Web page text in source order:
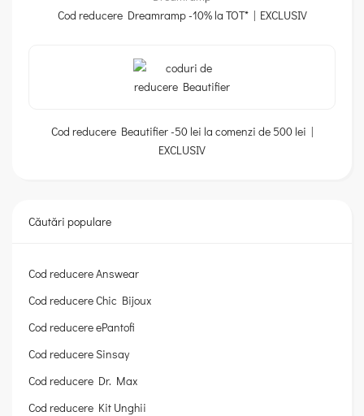
Cod reducere Dreamramp -10% la TOT* | EXCLUSIV
Cod reducere Beautifier -50 lei la comenzi de 500 lei |
EXCLUSIV
Căutări populare
Cod reducere Answear
Cod reducere Chic Bijoux
Cod reducere ePantofi
Cod reducere Sinsay
Cod reducere Dr. Max
Cod reducere Kit Unghii